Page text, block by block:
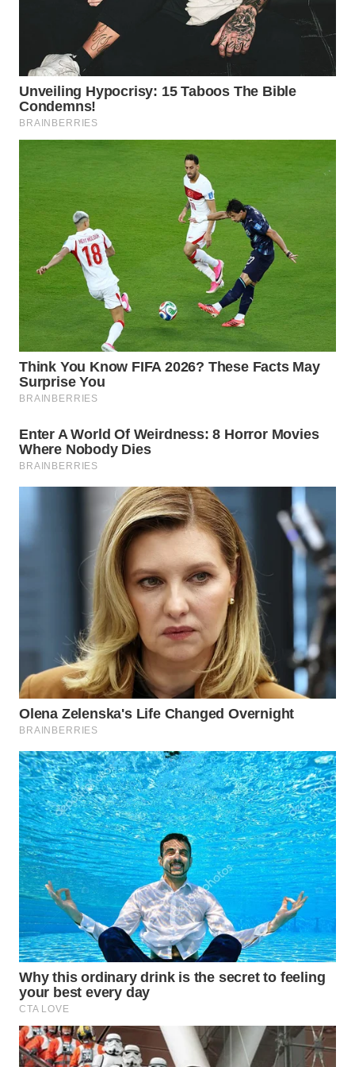
WN
BINTAN
WN
LIKUPANG
WN
LABUANBAJO
WN
BORNEO
Wahana
Media
Group
WAHANA
NEWS
WAHANA
INFRASTRUKTUR
WAHANA
KONSUMEN
WAHANA
LISTRIK
WAHANA
TRAVEL
WAHANA
TV
WAHANANEWS
WAHANANEWS
CO ID
WAHANANEWS
NET